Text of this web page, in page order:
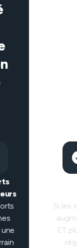
Si les
ET